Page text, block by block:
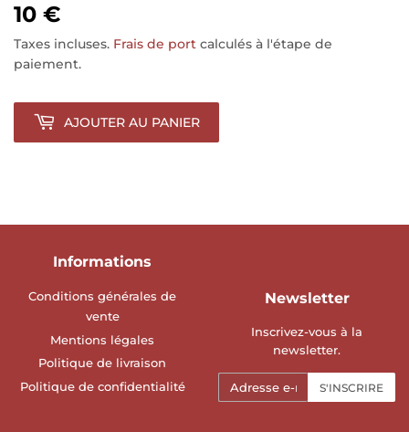
10 €
Taxes incluses. Frais de port calculés à l'étape de
paiement.
AJOUTER AU PANIER
Informations
Conditions générales de
vente
Mentions légales
Politique de livraison
Politique de confidentialité
Newsletter
Inscrivez-vous à la
newsletter.
mails
S'INSCRIRE